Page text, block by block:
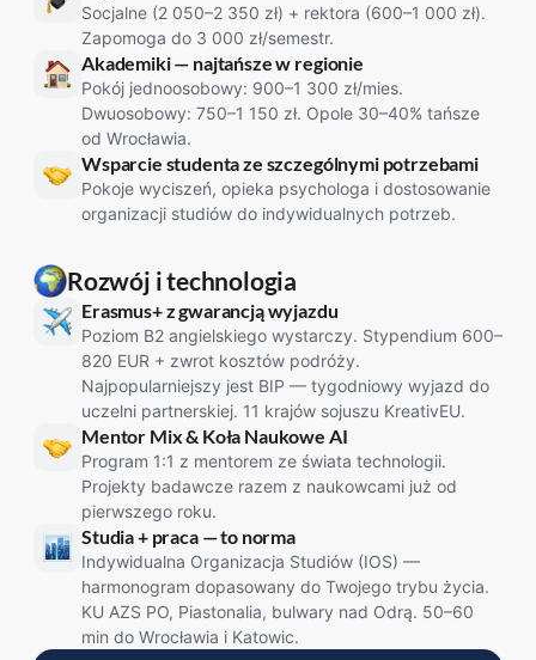
Socjalne (2 050–2 350 zł) + rektora (600–1 000 zł).
Zapomoga do 3 000 zł/semestr.
Akademiki — najtańsze w regionie
Pokój jednoosobowy: 900–1 300 zł/mies.
Dwuosobowy: 750–1 150 zł. Opole 30–40% tańsze
od Wrocławia.
Wsparcie studenta ze szczególnymi potrzebami
Pokoje wyciszeń, opieka psychologa i dostosowanie
organizacji studiów do indywidualnych potrzeb.
Rozwój i technologia
Erasmus+ z gwarancją wyjazdu
Poziom B2 angielskiego wystarczy. Stypendium 600–
820 EUR + zwrot kosztów podróży.
Najpopularniejszy jest BIP — tygodniowy wyjazd do
uczelni partnerskiej. 11 krajów sojuszu KreativEU.
Mentor Mix & Koła Naukowe AI
Program 1:1 z mentorem ze świata technologii.
Projekty badawcze razem z naukowcami już od
pierwszego roku.
Studia + praca — to norma
Indywidualna Organizacja Studiów (IOS) —
harmonogram dopasowany do Twojego trybu życia.
KU AZS PO, Piastonalia, bulwary nad Odrą. 50–60
min do Wrocławia i Katowic.